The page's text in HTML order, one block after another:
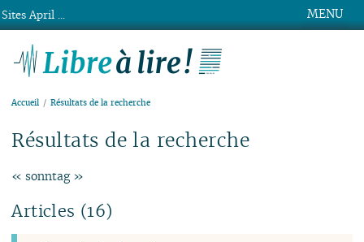
MENU
Accueil Résultats de la recherche
Résultats de la recherche
« sonntag »
Articles (16)
Sites April ...